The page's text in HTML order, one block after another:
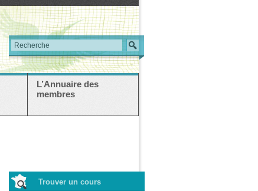
L’Annuaire des
membres
Trouver un cours